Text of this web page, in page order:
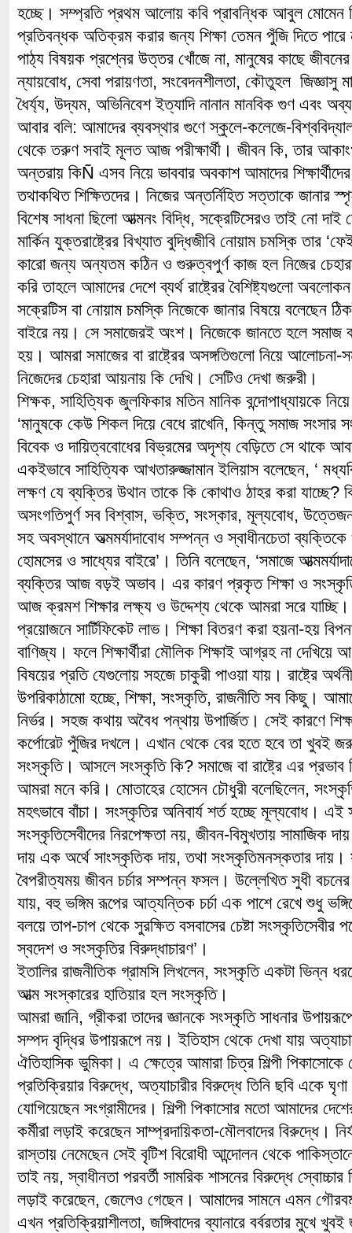
হচ্ছে। সম্প্রতি প্রথম আলোয় কবি প্রাবন্ধিক আবুল মোমেন
প্রতিবন্ধক অতিক্রম করার জন্য শিক্ষা তেমন পুঁজি দিতে
পাঠ্য বিষয়ক প্রশ্নের উত্তর খোঁজে না, মানুষের কাছে জীবনের
ন্যায়বোধ, সেবা পরায়ণতা, সংবেদনশীলতা, কৌতুহল জিজ্ঞাসু
ধৈর্য্য, উদ্যম, অভিনিবেশ ইত্যাদি নানান মানবিক গুণ এবং
আবার বলি: আমাদের ব্যবস্থার গুণে স্কুলে-কলেজে-
থেকে তরুণ সবাই মূলত আজ পরীক্ষার্থী। জীবন কি, তার
অন্তরায় কিÑ এসব নিয়ে ভাববার অবকাশ আমাদের
তথাকথিত শিক্ষিতদের। নিজের অন্তর্নিহিত সত্তাকে জানার
বিশেষ সাধনা ছিলো আত্মনং বিদ্ধি, সক্রেটিসেরও তাই নো
মার্কিন যুক্তরাষ্ট্রের বিখ্যাত বুদ্ধিজীবি নোয়াম চমস্কি তার
কারো জন্য অন্যতম কঠিন ও গুরুত্বপুর্ণ কাজ হল নিজের
করি তাহলে আমাদের দেশে ব্যর্থ রাষ্ট্রের বৈশিষ্ট্যগুলো
সক্রেটিস বা নোয়াম চমস্কি নিজেকে জানার বিষয়ে বলেছেন
বাইরে নয়। সে সমাজেরই অংশ। নিজেকে জানতে হলে সমাজ বা
হয়। আমরা সমাজের বা রাষ্ট্রের অসঙ্গতিগুলো নিয়ে
নিজেদের চেহারা আয়নায় কি দেখি। সেটিও দেখা জরুরী।
শিক্ষক, সাহিত্যিক জুলফিকার মতিন মানিক বন্দোপাধ্যায়কে
‘মানুষকে কেউ শিকল দিয়ে বেধে রাখেনি, কিন্তু সমাজ সংসার
বিবেক ও দায়িত্ববোধের বিভ্রমের অদৃশ্য বেড়িতে সে থাকে
একইভাবে সাহিত্যিক আখতারুজ্জামান ইলিয়াস বলেছেন, ‘
লক্ষণ যে ব্যক্তির উথান তাকে কি কোথাও ঠাহর করা যাচ্ছে?
অসংগতিপুর্ণ সব বিশ্বাস, ভক্তি, সংস্কার, মূল্যবোধ,
সহ অবস্থানে অত্মমর্যাদাবোধ সম্পন্ন ও স্বাধীনচেতা
হোমসের ও সাধ্যের বাইরে’। তিনি বলেছেন, ‘সমাজে
ব্যক্তির আজ বড়ই অভাব। এর কারণ প্রকৃত শিক্ষা ও সংস্কৃতি
আজ ক্রমশ শিক্ষার লক্ষ্য ও উদ্দেশ্য থেকে আমরা সরে যাচ্ছি।
প্রয়োজনে সার্টিফিকেট লাভ। শিক্ষা বিতরণ করা হয়না-হয়
বাণিজ্য। ফলে শিক্ষার্থীরা মৌলিক শিক্ষাই আগ্রহ না দেখিয়ে
বিষয়ের প্রতি যেগুলোয় সহজে চাকুরী পাওয়া যায়। রাষ্ট্রে
উপরিকাঠামো হচ্ছে, শিক্ষা, সংস্কৃতি, রাজনীতি সব কিছু।
নির্ভর। সহজ কথায় অবৈধ পন্থায় উপার্জিত। সেই কারণে
কর্পোরেট পুঁজির দখলে। এখান থেকে বের হতে হবে তা খুবই
সংস্কৃতি। আসলে সংস্কৃতি কি? সমাজে বা রাষ্ট্রে এর প্রভাব
আমরা মনে করি। মোতাহের হোসেন চৌধুরী বলেছিলেন, সংস্কৃতি
মহৎভাবে বাঁচা। সংস্কৃতির অনিবার্য শর্ত হচ্ছে মূল্যবোধ। এই
সংস্কৃতিসেবীদের নিরপেক্ষতা নয়, জীবন-বিমুখতায় সামাজিক
দায় এক অর্থে সাংস্কৃতিক দায়, তথা সংস্কৃতিমনস্কতার দায়।
বৈপরীত্যময় জীবন চর্চার সম্পন্ন ফসল। উল্লেখিত সুধী বচনের
যায়, বহু ভঙ্গিম রূপের আত্যন্তিক চর্চা এক পাশে রেখে শুধু
বলয়ে তাপ-চাপ থেকে সুরক্ষিত বসবাসের চেষ্টা
স্বদেশ ও সংস্কৃতির বিরুদ্ধাচারণ’।
ইতালির রাজনীতিক গ্রামসি লিখলেন, সংস্কৃতি একটা ভিন্ন
আত্ম সংস্কারের হাতিয়ার হল সংস্কৃতি।
আমরা জানি, গ্রীকরা তাদের জ্ঞানকে সংস্কৃতি সাধনার
সম্পদ বৃদ্ধির উপায়রূপে নয়। ইতিহাস থেকে দেখা যায়
ঐতিহাসিক ভুমিকা। এ ক্ষেত্রে আমারা চিত্র শিল্পী পিকাসোকে
প্রতিক্রিয়ার বিরুদ্ধে, অত্যাচারীর বিরুদ্ধে তিনি ছবি একে
যোগিয়েছেন সংগ্রামীদের। শিল্পী পিকাসোর মতো আমাদের
কর্মীরা লড়াই করেছেন সাম্প্রদায়িকতা-মৌলবাদের বিরুদ্ধে।
রাস্তায় নেমেছেন সেই বৃটিশ বিরোধী আন্দোলন থেকে
তাই নয়, স্বাধীনতা পরবর্তী সামরিক শাসনের বিরুদ্ধে স্বোচ্চার
লড়াই করেছেন, জেলেও গেছেন। আমাদের সামনে এমন
এখন প্রতিক্রিয়াশীলতা, জঙ্গিবাদের ব্যানারে বর্বরতার মুখে